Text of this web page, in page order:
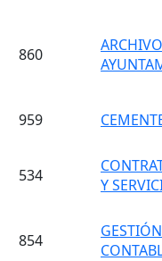
860
959
534
Y
854